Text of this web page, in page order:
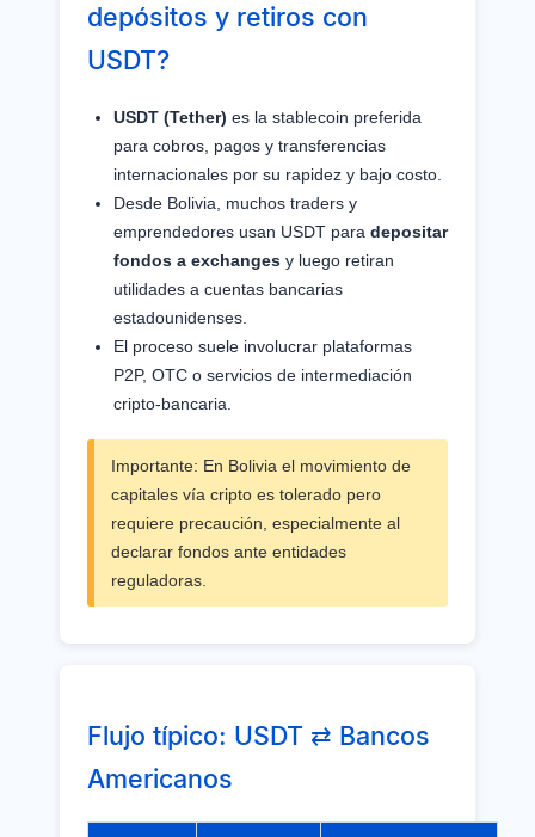
depósitos y retiros con
USDT?
USDT (Tether) es la stablecoin preferida
para cobros, pagos y transferencias
internacionales por su rapidez y bajo costo.
Desde Bolivia, muchos traders y
emprendedores usan USDT para depositar
fondos a exchanges y luego retiran
utilidades a cuentas bancarias
estadounidenses.
El proceso suele involucrar plataformas
P2P, OTC o servicios de intermediación
cripto-bancaria.
Importante: En Bolivia el movimiento de
capitales vía cripto es tolerado pero
requiere precaución, especialmente al
declarar fondos ante entidades
reguladoras.
Flujo típico: USDT ⇄ Bancos
Americanos